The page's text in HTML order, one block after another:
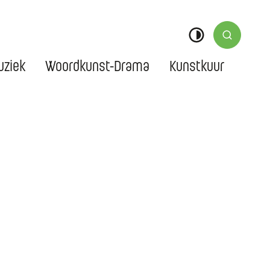
Hoog contrast
Zoek
Woordkunst-Drama Kunstkuur